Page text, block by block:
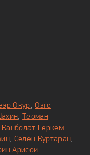
споры
и такая
сразу на
с миром вокруг
не идеальный
бороться с ними.
Окур,Озге
,
Теоман
Канболат Гёркем
, Селен Куртаран,
Арисой